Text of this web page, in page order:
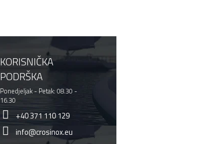
KORISNIČKA
PODRŠKA
Ponedjeljak - Petak: 08.30 -
16.30
+40 371 110 129
info@crosinox.eu